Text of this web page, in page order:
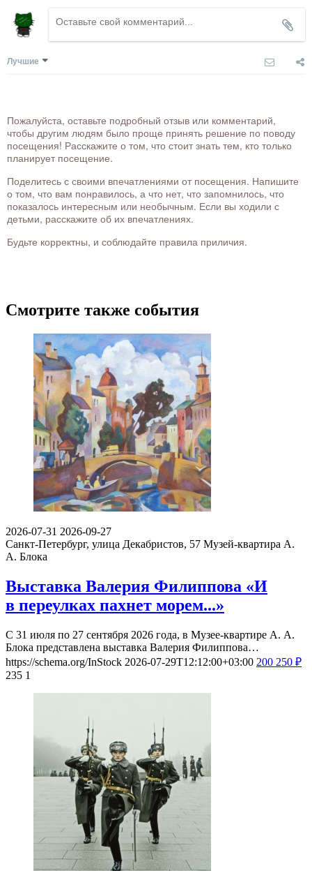
Лучшие
Пожалуйста, оставьте подробный отзыв или комментарий,
чтобы другим людям было проще принять решение по поводу
посещения! Расскажите о том, что стоит знать тем, кто только
планирует посещение.
Поделитесь с своими впечатлениями от посещения. Напишите
о том, что вам понравилось, а что нет, что запомнилось, что
показалось интересным или необычным. Если вы ходили с
детьми, расскажите об их впечатлениях.
Будьте корректны, и соблюдайте правила приличия.
Смотрите также события
2026-07-31 2026-09-27
Санкт-Петербург, улица Декабристов, 57 Музей-квартира А.
А. Блока
Выставка Валерия Филиппова «И
в переулках пахнет морем...»
С 31 июля по 27 сентября 2026 года, в Музее-квартире А. А.
Блока представлена выставка Валерия Филиппова…
https://schema.org/InStock 2026-07-29T12:12:00+03:00 200 250 ₽
235 1